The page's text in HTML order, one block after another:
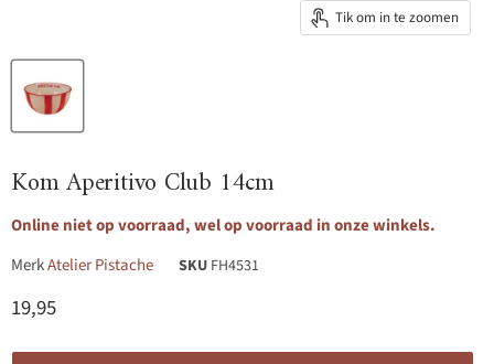
Tik om in te zoomen
Kom Aperitivo Club 14cm
Online niet op voorraad, wel op voorraad in onze winkels.
MerkAtelier Pistache SKU FH4531
Huidige prijs
19,95